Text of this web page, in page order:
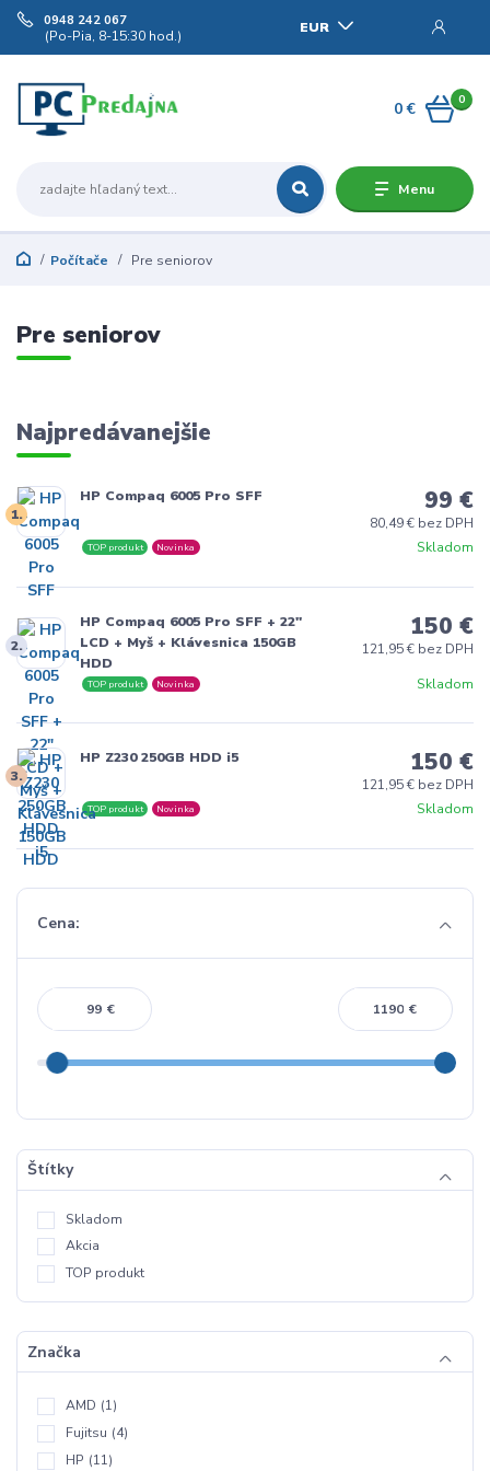
Menu
EUR
0948 242 067
(Po-Pia, 8-15:30 hod.)
0
0 €
Počítače Pre seniorov
Pre seniorov
Najpredávanejšie
1.
HP Compaq 6005 Pro SFF
Skladom
TOP produkt Novinka
99 €
80,49 € bez DPH
2.
HP Compaq 6005 Pro SFF + 22"
LCD + Myš + Klávesnica 150GB
HDD
Skladom
TOP produkt Novinka
150 €
121,95 € bez DPH
3.
HP Z230 250GB HDD i5
Skladom
TOP produkt Novinka
150 €
121,95 € bez DPH
Cena:
€ €
Štítky
Skladom
Akcia
TOP produkt
Značka
AMD (1)
Fujitsu (4)
HP (11)